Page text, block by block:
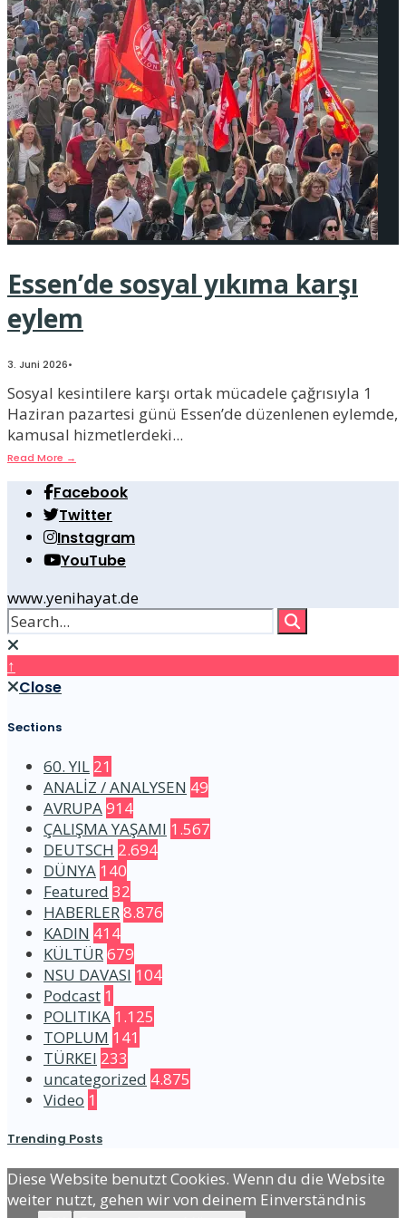
Essen’de sosyal yıkıma karşı
eylem
3. Juni 2026•
Sosyal kesintilere karşı ortak mücadele çağrısıyla 1
Haziran pazartesi günü Essen’de düzenlenen eylemde,
kamusal hizmetlerdeki...
Read More →
Facebook
Twitter
Instagram
YouTube
www.yenihayat.de
↑
Close
Sections
60. YIL 21
ANALİZ / ANALYSEN 49
AVRUPA914
ÇALIŞMA YAŞAMI 1.567
DEUTSCH 2.694
DÜNYA 140
Featured 32
HABERLER8.876
KADIN 414
KÜLTÜR679
NSU DAVASI 104
Podcast 1
POLITIKA 1.125
TOPLUM 141
TÜRKEI 233
uncategorized 4.875
Video 1
Trending Posts
Diese Website benutzt Cookies. Wenn du die Website
weiter nutzt, gehen wir von deinem Einverständnis